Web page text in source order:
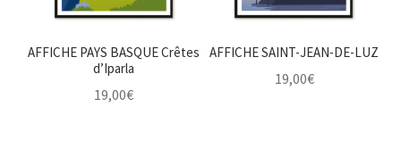
AFFICHE PAYS BASQUE Crêtes
d’Iparla
19,00€
AFFICHE SAINT-JEAN-DE-LUZ
19,00€